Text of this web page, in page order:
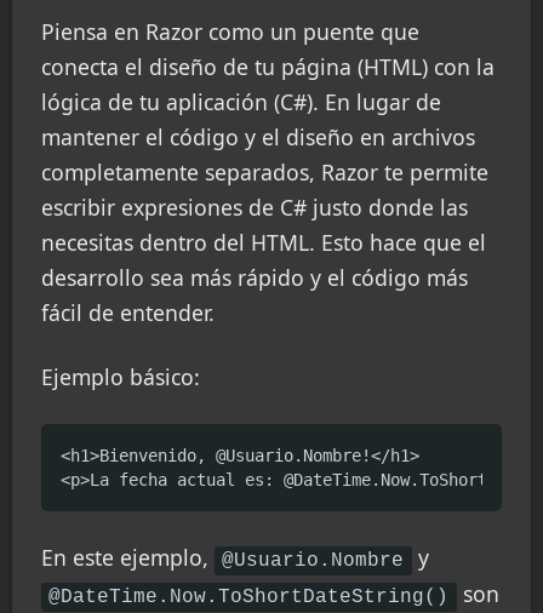
Piensa en Razor como un puente que
conecta el diseño de tu página (HTML) con la
lógica de tu aplicación (C#). En lugar de
mantener el código y el diseño en archivos
completamente separados, Razor te permite
escribir expresiones de C# justo donde las
necesitas dentro del HTML. Esto hace que el
desarrollo sea más rápido y el código más
fácil de entender.
Ejemplo básico:
<h1>Bienvenido, @Usuario.Nombre!</h1>
<p>La fecha actual es:
En este ejemplo, @Usuario.Nombre y
@DateTime.Now.ToShortDateString()
son